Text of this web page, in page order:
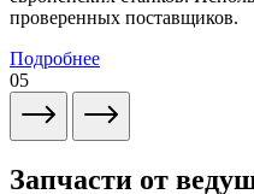
проверенных поставщиков.
Подробнее
05
Запчасти от